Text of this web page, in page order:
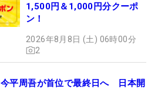
1,500円＆1,000円分クーポ
ン！
2026年8月8日 (土) 06時00分
2
今平周吾が首位で最終日へ 日本開